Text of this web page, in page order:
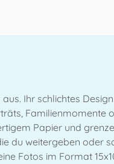
Ihr schlichtes
Familienmomente
Papier und
du weitergeben oder
Fotos im Format